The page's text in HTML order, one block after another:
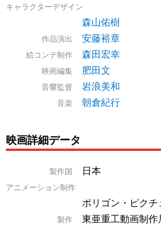
キャラクターデザイン
森山佑樹
作品演出 安藤裕章
絵コンテ制作 森田宏幸
映画編集 肥田文
音響監督 岩浪美和
音楽 朝倉紀行
映画詳細データ
製作国 日本
アニメーション制作
ポリゴン・ピクチ
製作 東亜重工動画制作